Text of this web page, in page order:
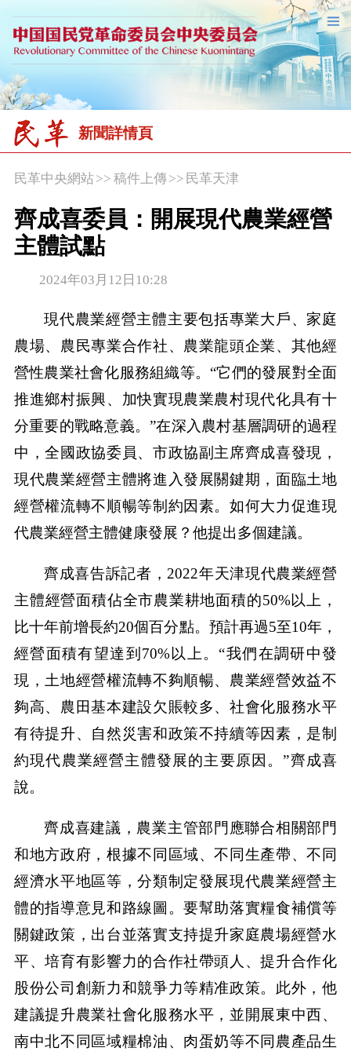
新聞詳情頁
民革中央網站>> 稿件上傳>> 民革天津
齊成喜委員：開展現代農業經營
主體試點
2024年03月12日10:28
現代農業經營主體主要包括專業大戶、家庭
農場、農民專業合作社、農業龍頭企業、其他經
營性農業社會化服務組織等。“它們的發展對全面
推進鄉村振興、加快實現農業農村現代化具有十
分重要的戰略意義。”在深入農村基層調研的過程
中，全國政協委員、市政協副主席齊成喜發現，
現代農業經營主體將進入發展關鍵期，面臨土地
經營權流轉不順暢等制約因素。如何大力促進現
代農業經營主體健康發展？他提出多個建議。
齊成喜告訴記者，2022年天津現代農業經營
主體經營面積佔全市農業耕地面積的50%以上，
比十年前增長約20個百分點。預計再過5至10年，
經營面積有望達到70%以上。“我們在調研中發
現，土地經營權流轉不夠順暢、農業經營效益不
夠高、農田基本建設欠賬較多、社會化服務水平
有待提升、自然災害和政策不持續等因素，是制
約現代農業經營主體發展的主要原因。”齊成喜
說。
齊成喜建議，農業主管部門應聯合相關部門
和地方政府，根據不同區域、不同生產帶、不同
經濟水平地區等，分類制定發展現代農業經營主
體的指導意見和路線圖。要幫助落實糧食補償等
關鍵政策，出台並落實支持提升家庭農場經營水
平、培育有影響力的合作社帶頭人、提升合作化
股份公司創新力和競爭力等精准政策。此外，他
建議提升農業社會化服務水平，並開展東中西、
南中北不同區域糧棉油、肉蛋奶等不同農產品生